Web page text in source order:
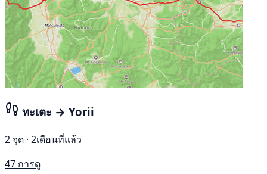
ทะเตะ → Yorii
2 จุด · 2เดือนที่แล้ว
47 การดู